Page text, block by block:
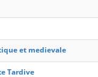
et medievale
Tardive